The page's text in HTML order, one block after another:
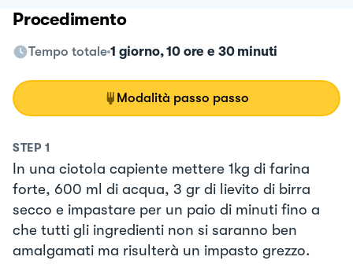
Procedimento
Tempo totale 1 giorno, 10 ore e 30 minuti
Modalità passo passo
STEP 1
In una ciotola capiente mettere 1kg di farina
forte, 600 ml di acqua, 3 gr di lievito di birra
secco e impastare per un paio di minuti fino a
che tutti gli ingredienti non si saranno ben
amalgamati ma risulterà un impasto grezzo.